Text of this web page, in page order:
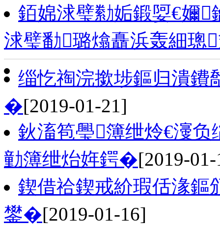
銆婂浗璧勬姤鍛娿€嬭
浗璧勫璐熻矗浜轰細璁
缁忔祹浣撳埗鏂归潰鐨
�[2019-01-21]
鈥滀笣璺簿绁炩€濅
勭簿绁炲姩鍔�[2019-
鍥借祫鍥戒紒瑕佸湪
鐢�[2019-01-16]